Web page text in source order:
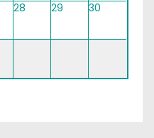
28 29 30